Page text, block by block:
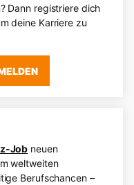
Dann registriere dich
deine Karriere zu
Job neuen
weltweiten
Berufschancen –